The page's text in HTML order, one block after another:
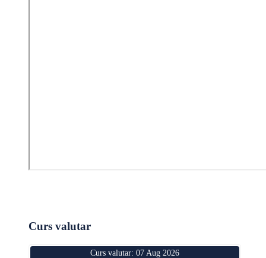
Curs valutar
Curs valutar: 07 Aug 2026